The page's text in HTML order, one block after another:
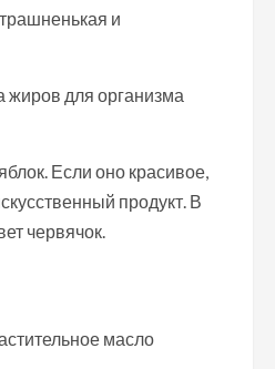
и
жиров для организма
Если оно красивое,
продукт. В
червячок.
масло